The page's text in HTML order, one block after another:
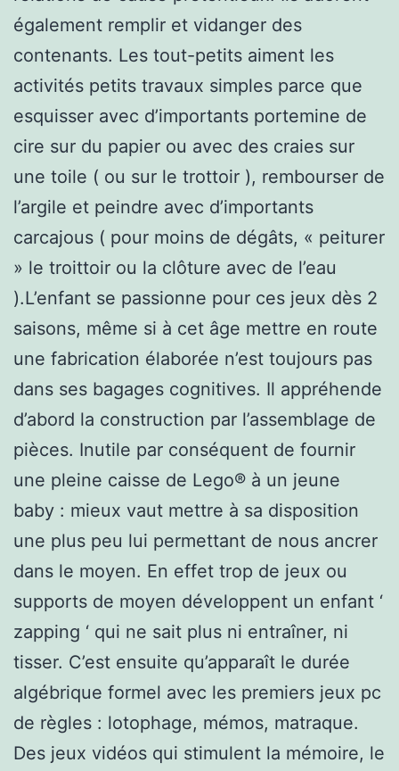
également remplir et vidanger des
contenants. Les tout-petits aiment les
activités petits travaux simples parce que
esquisser avec d’importants portemine de
cire sur du papier ou avec des craies sur
une toile ( ou sur le trottoir ), rembourser de
l’argile et peindre avec d’importants
carcajous ( pour moins de dégâts, « peiturer
» le troittoir ou la clôture avec de l’eau
).L’enfant se passionne pour ces jeux dès 2
saisons, même si à cet âge mettre en route
une fabrication élaborée n’est toujours pas
dans ses bagages cognitives. Il appréhende
d’abord la construction par l’assemblage de
pièces. Inutile par conséquent de fournir
une pleine caisse de Lego® à un jeune
baby : mieux vaut mettre à sa disposition
une plus peu lui permettant de nous ancrer
dans le moyen. En effet trop de jeux ou
supports de moyen développent un enfant ‘
zapping ‘ qui ne sait plus ni entraîner, ni
tisser. C’est ensuite qu’apparaît le durée
algébrique formel avec les premiers jeux pc
de règles : lotophage, mémos, matraque.
Des jeux vidéos qui stimulent la mémoire, le